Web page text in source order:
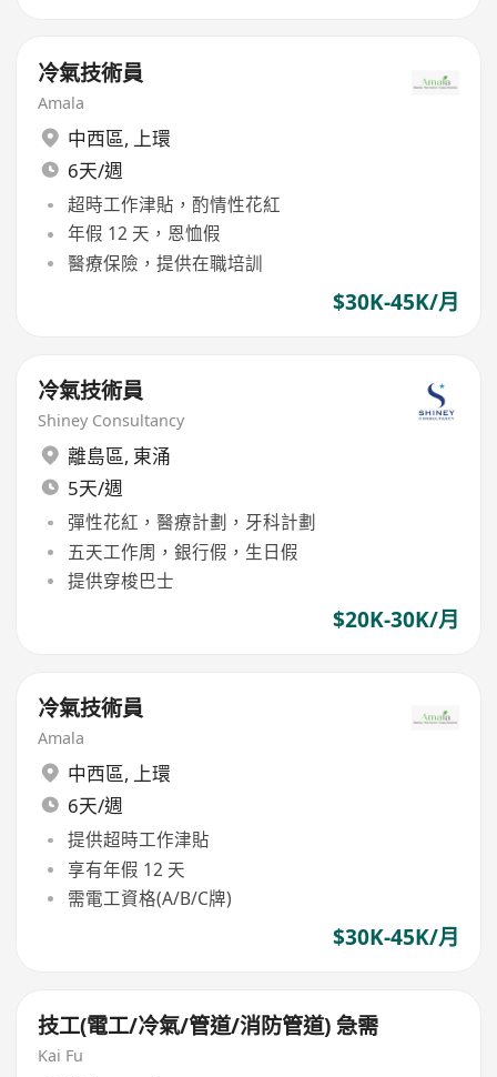
冷氣技術員
Amala
中西區, 上環
6天/週
超時工作津貼，酌情性花紅
年假 12 天，恩恤假
醫療保險，提供在職培訓
$30K-45K/月
冷氣技術員
Shiney Consultancy
離島區, 東涌
5天/週
彈性花紅，醫療計劃，牙科計劃
五天工作周，銀行假，生日假
提供穿梭巴士
$20K-30K/月
冷氣技術員
Amala
中西區, 上環
6天/週
提供超時工作津貼
享有年假 12 天
需電工資格(A/B/C牌)
$30K-45K/月
技工(電工/冷氣/管道/消防管道) 急需
Kai Fu